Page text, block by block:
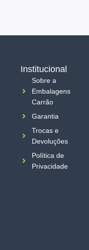
Institucional
Sobre a
Embalagens
Carrão
Garantia
Trocas e
Devoluções
Política de
Privacidade